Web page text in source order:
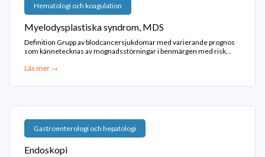
Hematologi och koagulation
Myelodysplastiska syndrom, MDS
Definition Grupp av blodcancersjukdomar med varierande prognos
som kännetecknas av mognadsstörningar i benmärgen med risk...
Läs mer →
Gastroenterologi och hepatologi
Endoskopi